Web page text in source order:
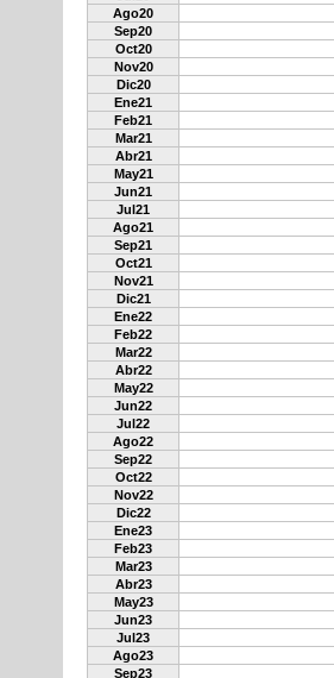
Ago20
Sep20
Oct20
Nov20
Dic20
Ene21
Feb21
Mar21
Abr21
May21
Jun21
Jul21
Ago21
Sep21
Oct21
Nov21
Dic21
Ene22
Feb22
Mar22
Abr22
May22
Jun22
Jul22
Ago22
Sep22
Oct22
Nov22
Dic22
Ene23
Feb23
Mar23
Abr23
May23
Jun23
Jul23
Ago23
Sep23